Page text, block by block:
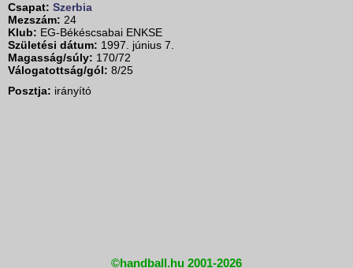
Csapat: Szerbia
Mezszám: 24
Klub: EG-Békéscsabai ENKSE
Születési dátum: 1997. június 7.
Magasság/súly: 170/72
Válogatottság/gól: 8/25
Posztja: irányító
©handball.hu 2001-2026